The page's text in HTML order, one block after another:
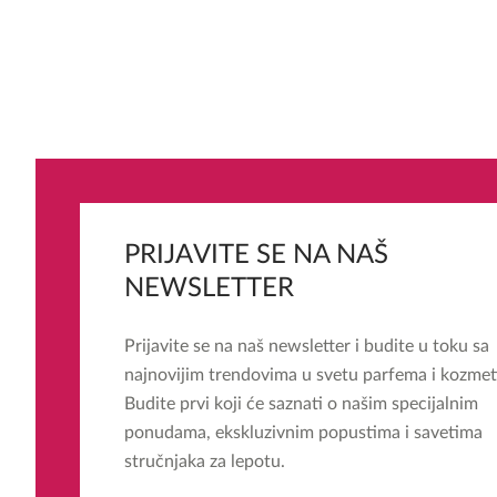
PRIJAVITE SE NA NAŠ
NEWSLETTER
Prijavite se na naš newsletter i budite u toku sa
najnovijim trendovima u svetu parfema i
Budite prvi koji će saznati o našim specijalnim
ponudama, ekskluzivnim popustima i savetima
stručnjaka za lepotu.